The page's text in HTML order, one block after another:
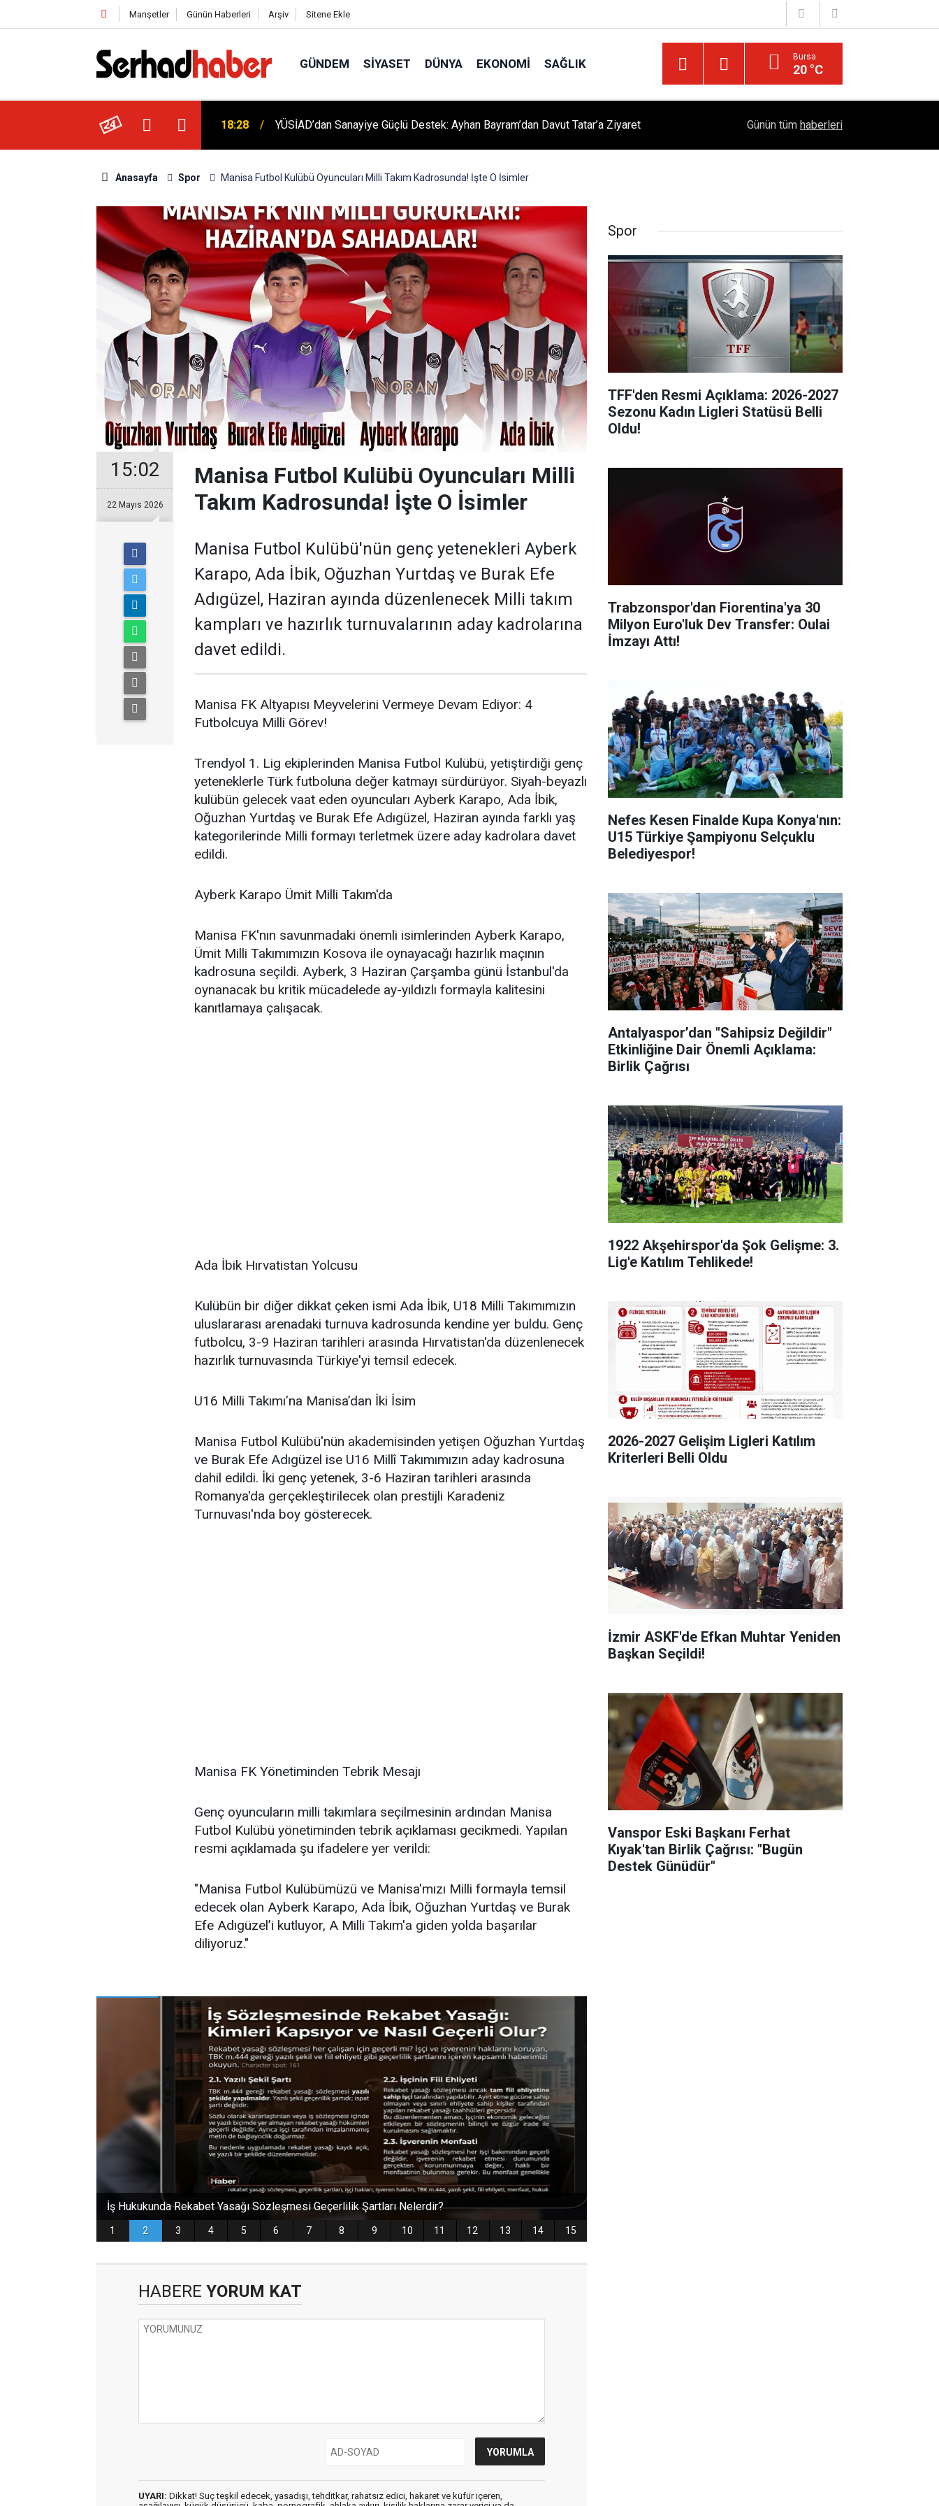
Manşetler Günün Haberleri Arşiv Sitene Ekle
GÜNDEM SIYASET DÜNYA EKONOMI SAĞLIK Bursa
20 °C
24
Arabistan ve Pakistan'dan Müşterek
18:28 YÜSİAD’dan Sanayiye Güçlü Destek: Ayhan Bayram’dan Davut Tatar’a Ziyaret Kırıkkale 6. Yörük Türkmen Şenliği Büyük İlgi
Günün tüm haberleri
Anasayfa Spor Manisa Futbol Kulübü Oyuncuları Milli Takım Kadrosunda! İşte O İsimler
15:02
22 Mayıs 2026
Manisa Futbol Kulübü Oyuncuları Milli
Takım Kadrosunda! İşte O İsimler
Manisa Futbol Kulübü'nün genç yetenekleri Ayberk
Karapo, Ada İbik, Oğuzhan Yurtdaş ve Burak Efe
Adıgüzel, Haziran ayında düzenlenecek Milli takım
kampları ve hazırlık turnuvalarının aday kadrolarına
davet edildi.
Manisa FK Altyapısı Meyvelerini Vermeye Devam Ediyor: 4
Futbolcuya Milli Görev!
Trendyol 1. Lig ekiplerinden Manisa Futbol Kulübü, yetiştirdiği genç
yeteneklerle Türk futboluna değer katmayı sürdürüyor. Siyah-beyazlı
kulübün gelecek vaat eden oyuncuları Ayberk Karapo, Ada İbik,
Oğuzhan Yurtdaş ve Burak Efe Adıgüzel, Haziran ayında farklı yaş
kategorilerinde Milli formayı terletmek üzere aday kadrolara davet
edildi.
Ayberk Karapo Ümit Milli Takım'da
Manisa FK'nın savunmadaki önemli isimlerinden Ayberk Karapo,
Ümit Milli Takımımızın Kosova ile oynayacağı hazırlık maçının
kadrosuna seçildi. Ayberk, 3 Haziran Çarşamba günü İstanbul'da
oynanacak bu kritik mücadelede ay-yıldızlı formayla kalitesini
kanıtlamaya çalışacak.
Ada İbik Hırvatistan Yolcusu
Kulübün bir diğer dikkat çeken ismi Ada İbik, U18 Milli Takımımızın
uluslararası arenadaki turnuva kadrosunda kendine yer buldu. Genç
futbolcu, 3-9 Haziran tarihleri arasında Hırvatistan'da düzenlenecek
hazırlık turnuvasında Türkiye'yi temsil edecek.
U16 Milli Takımı’na Manisa’dan İki İsim
Manisa Futbol Kulübü'nün akademisinden yetişen Oğuzhan Yurtdaş
ve Burak Efe Adıgüzel ise U16 Millî Takımımızın aday kadrosuna
dahil edildi. İki genç yetenek, 3-6 Haziran tarihleri arasında
Romanya'da gerçekleştirilecek olan prestijli Karadeniz
Turnuvası'nda boy gösterecek.
Manisa FK Yönetiminden Tebrik Mesajı
Genç oyuncuların milli takımlara seçilmesinin ardından Manisa
Futbol Kulübü yönetiminden tebrik açıklaması gecikmedi. Yapılan
resmi açıklamada şu ifadelere yer verildi:
"Manisa Futbol Kulübümüzü ve Manisa'mızı Milli formayla temsil
edecek olan Ayberk Karapo, Ada İbik, Oğuzhan Yurtdaş ve Burak
Efe Adıgüzel’i kutluyor, A Milli Takım'a giden yolda başarılar
diliyoruz."
HABERE YORUM KAT
UYARI: Dikkat! Suç teşkil edecek, yasadışı, tehditkar, rahatsız edici, hakaret ve küfür içeren,
Spor
TFF'den Resmi Açıklama: 2026-2027
Sezonu Kadın Ligleri Statüsü Belli
Oldu!
Trabzonspor'dan Fiorentina'ya 30
Milyon Euro'luk Dev Transfer: Oulai
İmzayı Attı!
Nefes Kesen Finalde Kupa Konya'nın:
U15 Türkiye Şampiyonu Selçuklu
Belediyespor!
Antalyaspor’dan "Sahipsiz Değildir"
Etkinliğine Dair Önemli Açıklama:
Birlik Çağrısı
1922 Akşehirspor'da Şok Gelişme: 3.
Lig'e Katılım Tehlikede!
2026-2027 Gelişim Ligleri Katılım
Kriterleri Belli Oldu
İzmir ASKF'de Efkan Muhtar Yeniden
Başkan Seçildi!
Vanspor Eski Başkanı Ferhat
Kıyak'tan Birlik Çağrısı: "Bugün
Destek Günüdür"